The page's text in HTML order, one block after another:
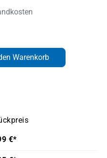
gewünschten
Warenkorb
€*